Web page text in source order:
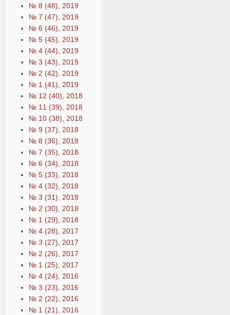
№ 8 (48), 2019
№ 7 (47), 2019
№ 6 (46), 2019
№ 5 (45), 2019
№ 4 (44), 2019
№ 3 (43), 2019
№ 2 (42), 2019
№ 1 (41), 2019
№ 12 (40), 2018
№ 11 (39), 2018
№ 10 (38), 2018
№ 9 (37), 2018
№ 8 (36), 2018
№ 7 (35), 2018
№ 6 (34), 2018
№ 5 (33), 2018
№ 4 (32), 2018
№ 3 (31), 2018
№ 2 (30), 2018
№ 1 (29), 2018
№ 4 (28), 2017
№ 3 (27), 2017
№ 2 (26), 2017
№ 1 (25), 2017
№ 4 (24), 2016
№ 3 (23), 2016
№ 2 (22), 2016
№ 1 (21), 2016